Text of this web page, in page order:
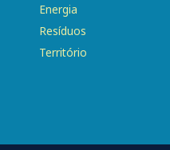
Energia
Resíduos
Território